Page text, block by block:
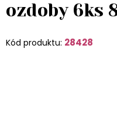
ozdoby 6ks
Kód produktu: 28428